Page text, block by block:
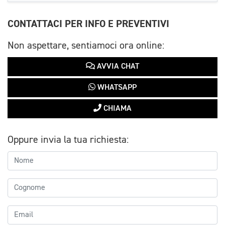
CONTATTACI PER INFO E PREVENTIVI
Non aspettare, sentiamoci ora online:
AVVIA CHAT
WHATSAPP
CHIAMA
Oppure invia la tua richiesta: